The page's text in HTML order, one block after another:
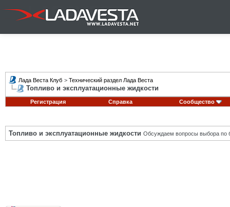
Лада Веста Клуб > Технический раздел Лада Веста
Топливо и эксплуатационные жидкости
Регистрация Справка Сообщество
Топливо и эксплуатационные жидкости Обсуждаем вопросы выбора по